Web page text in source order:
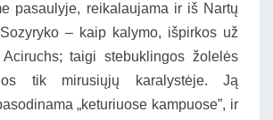
pasaulyje, reikalaujama ir iš Nartų
– kaip kalymo, išpirkos už
taigi stebuklingos žolelės
tik mirusiųjų karalystėje. Ją
„keturiuose kampuose”, ir